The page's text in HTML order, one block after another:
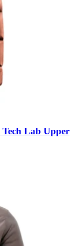
Lab Upper